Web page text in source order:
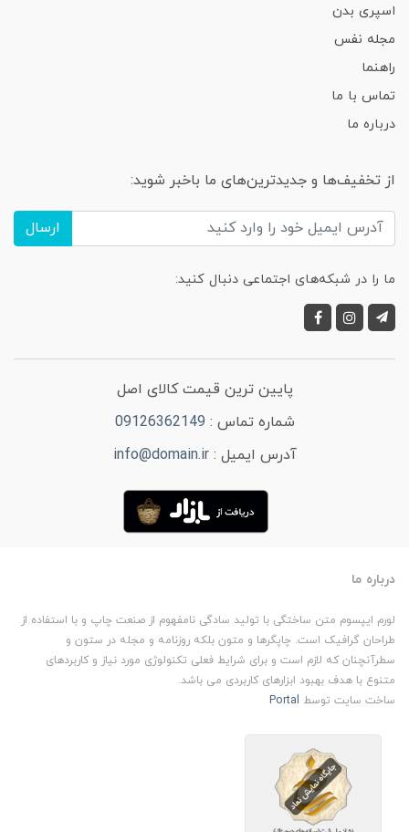
اسپری بدن
مجله نفس
راهنما
تماس با ما
درباره ما
از تخفیف‌ها و جدیدترین‌های ما باخبر شوید:
ارسال
ما را در شبکه‌های اجتماعی دنبال کنید:
پایین ترین قیمت کالای اصل
شماره تماس : 09126362149
آدرس ایمیل :info@domain.ir
درباره ما
لورم ایپسوم متن ساختگی با تولید سادگی نامفهوم از صنعت چاپ و با استفاده از
طراحان گرافیک است. چاپگرها و متون بلکه روزنامه و مجله در ستون و
سطرآنچنان که لازم است و برای شرایط فعلی تکنولوژی مورد نیاز و کاربردهای
متنوع با هدف بهبود ابزارهای کاربردی می باشد.
ساخت سایت توسط Portal